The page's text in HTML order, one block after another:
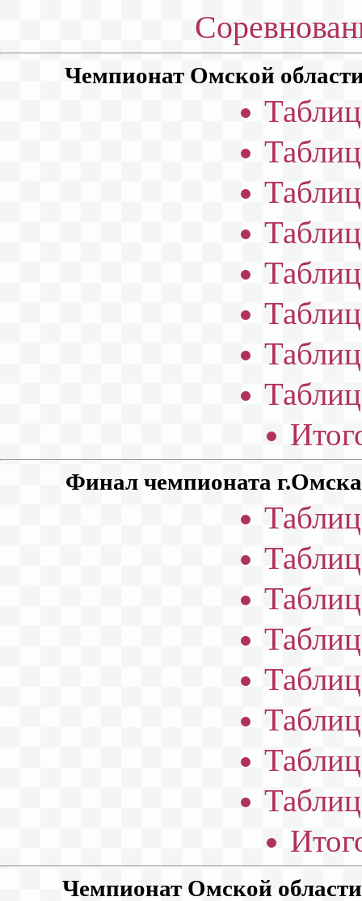
Чемпионат Омской
Финал чемпионата
Чемпионат Омской